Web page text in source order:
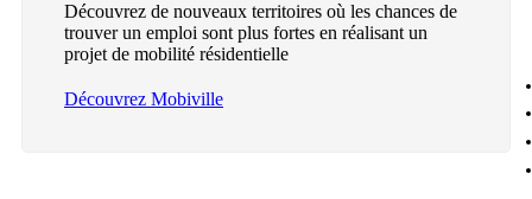
Découvrez de nouveaux territoires où les chances de
trouver un emploi sont plus fortes en réalisant un
projet de mobilité résidentielle
Découvrez Mobiville